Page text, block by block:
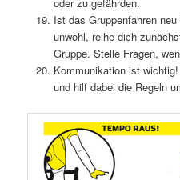
oder zu gefährden.
Ist das Gruppenfahren
unwohl, reihe dich
Gruppe. Stelle Fragen,
Kommunikation ist
und hilf dabei die Regeln